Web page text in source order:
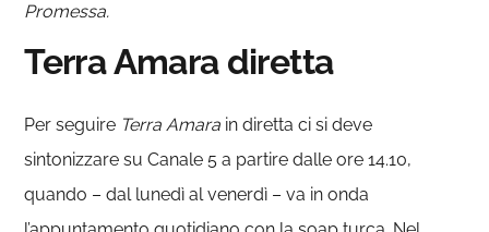
Promessa.
Terra Amara diretta
Per seguire Terra Amara in diretta ci si deve
sintonizzare su Canale 5 a partire dalle ore 14.10,
quando – dal lunedì al venerdì – va in onda